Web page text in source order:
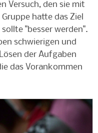
Versuch, den sie mit
hatte das Ziel
"besser werden".
schwierigen und
der Aufgaben
das Vorankommen